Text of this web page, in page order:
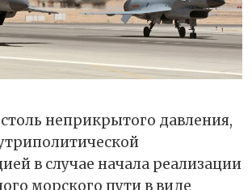
неприкрытого давления,
в случае начала реализации
морского пути в виде